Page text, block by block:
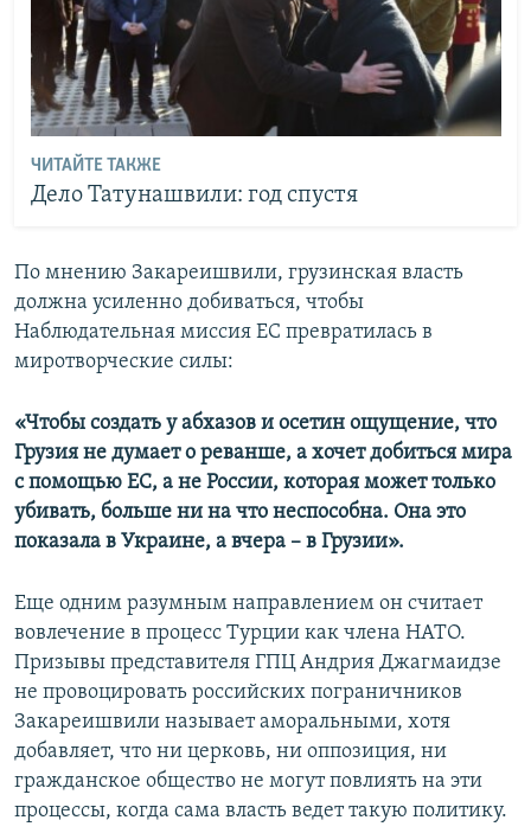
ЧИТАЙТЕ ТАКЖЕ
Дело Татунашвили: год спустя
По мнению Закареишвили, грузинская власть
должна усиленно добиваться, чтобы
Наблюдательная миссия ЕС превратилась в
миротворческие силы:
«Чтобы создать у абхазов и осетин ощущение, что
Грузия не думает о реванше, а хочет добиться мира
с помощью ЕС, а не России, которая может только
убивать, больше ни на что неспособна. Она это
показала в Украине, а вчера – в Грузии».
Еще одним разумным направлением он считает
вовлечение в процесс Турции как члена НАТО.
Призывы представителя ГПЦ Андрия Джагмаидзе
не провоцировать российских пограничников
Закареишвили называет аморальными, хотя
добавляет, что ни церковь, ни оппозиция, ни
гражданское общество не могут повлиять на эти
процессы, когда сама власть ведет такую политику.